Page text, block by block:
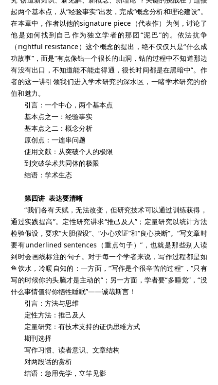
起两个基本点，从“经验事实”出发，完成“概念分析和理论建设”。
在本章中，作者以他的signature piece（代表作）为例，讨论了
他是如何找到自己作为独立学者的那团“泥巴”的。依法抗争
（rightful resistance）这个概念的提出，绝不仅仅只是“什么成
功故事”，而是“有点像钻一个很长的山洞，钻的过程中不知道那边
有没有出口，不知道能不能走得通，很长时间都是在黑暗中”。作
者的这一讲引领我们进入学术研究的深水区，一睹学术研究的价
值和魅力。
引言：一个中心，两个基本点
基本点之一：经验事实
基本点之二：概念分析
原创点：一连串问题
使用文献：从突破个人的极限
到突破学术共同体的极限
结语：学术生态
第四讲 表达要清晰
“我们各有天赋，无法改变，但研究技术可以通过训练获得，
通过实践提高”。定性研究讲求“推己及人”；定量研究以统计方法
检验假设，要求“大胆假设”、“小心求证”和“良心决断”。“写文章时
要有underlined sentences（重点句子）”，也就是那些别人读
到时会画线标注的句子。对于每一个学者来说，写作过程都是如
鱼饮水，冷暖自知的：一方面，“写作是个很辛苦的过程”，“只有
写的时候你的头脑才是主动的”；另一方面，学者要“多睡觉”，“没
什么事情值得你牺牲睡眠”——诚哉斯言！
引言：方法与思维
定性方法：推己及人
定量研究：有技术支持的证伪思维方式
期刊选择
写作习惯、读者意识、文章结构
对两段话的赏析
结语：急用先学，立竿见影